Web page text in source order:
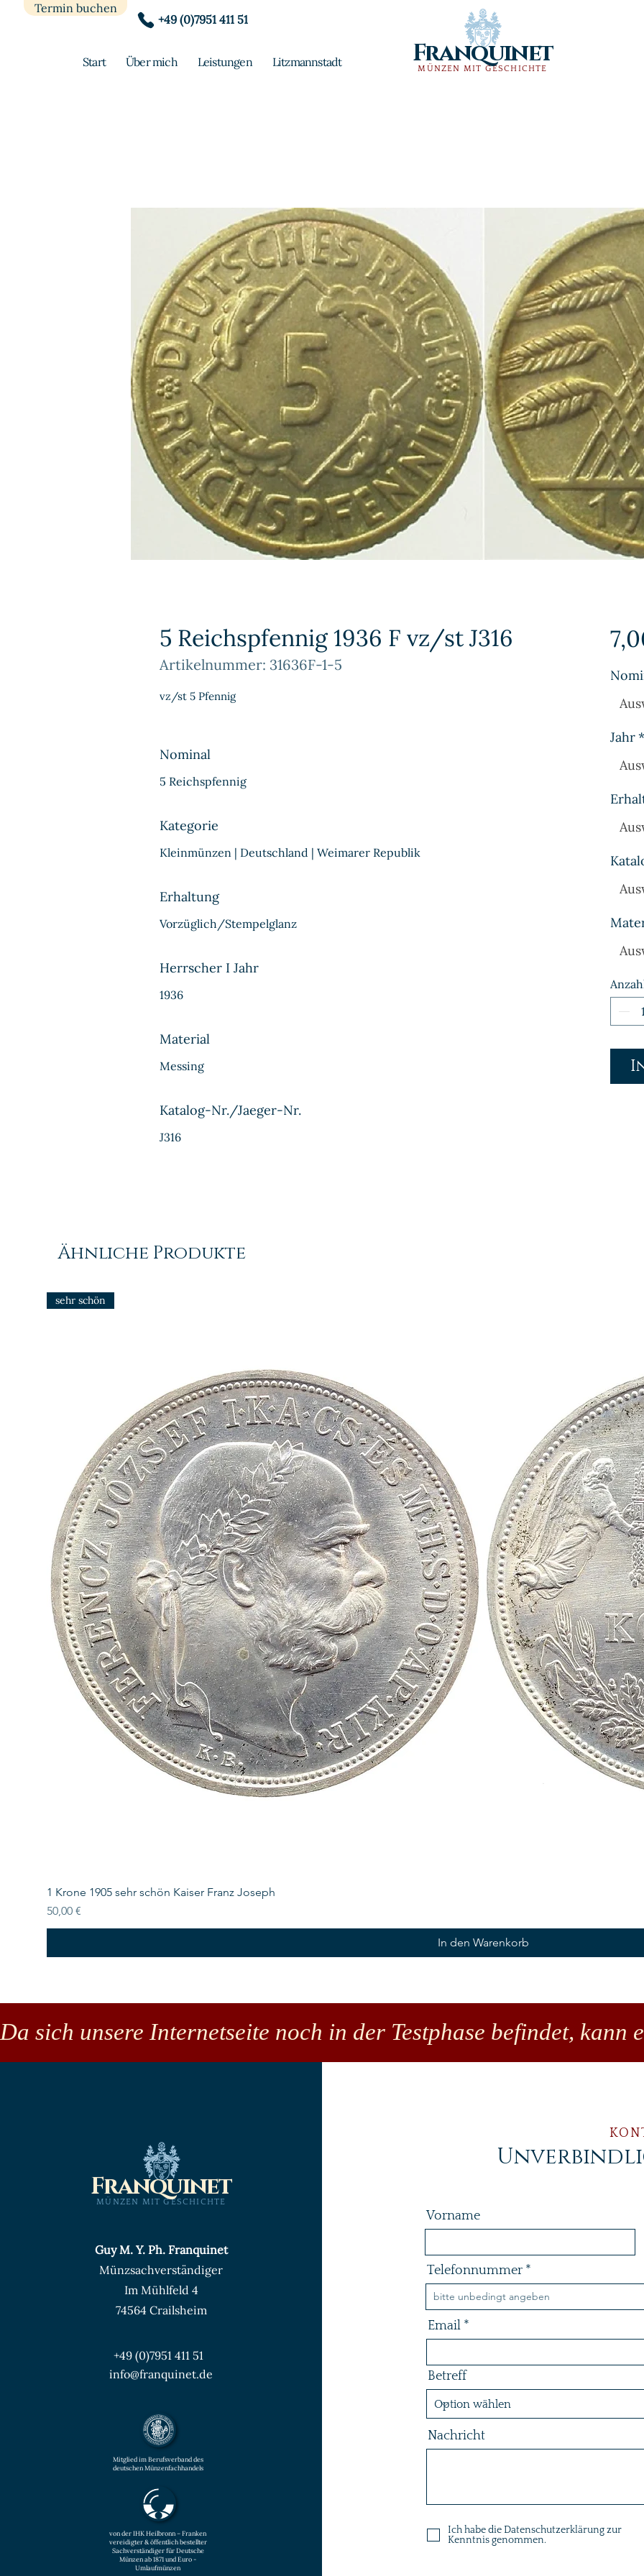
Termin buchen
Start Über mich Leistungen Litzmannstadt
+49 (0)7951 411 51
MÜNZEN MIT GESCHICHTE
Franquinet
5 Reichspfennig 1936 F vz/st J316
Artikelnummer: 31636F-1-5
vz/st 5 Pfennig
Nominal
5 Reichspfennig
Kategorie
Kleinmünzen | Deutschland | Weimarer Republik
Erhaltung
Vorzüglich/Stempelglanz
Herrscher I Jahr
1936
Material
Messing
Katalog-Nr./Jaeger-Nr.
J316
Jahr*
Ähnliche Produkte
sehr schön
1 Krone 1905 sehr schön Kaiser Franz Joseph
Preis
50,00 €
In den Warenkorb
Da sich unsere Internetseite noch in der Testphase befindet,
MÜNZEN MIT GESCHICHTE
Franquinet
Guy M. Y. Ph. Franquinet
Münzsachverständiger
Im Mühlfeld 4
74564 Crailsheim
+49 (0)7951 411 51
info@franquinet.de
Mitglied im Berufsverband des
deutschen Münzenfachhandels
von der IHK Heilbronn – Franken
vereidigter & öffentlich bestellter
Sachverständiger für Deutsche
Münzen ab 1871 und Euro -
Umlaufmünzen
Vorname
Telefonnummer
Email
Betreff
Nachricht
Ich habe die Datenschutzerklärung zur
Kenntnis genommen.